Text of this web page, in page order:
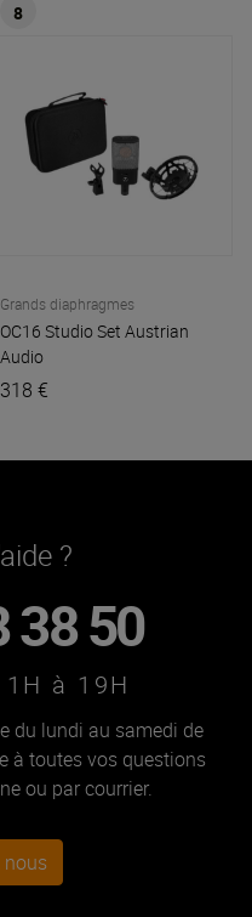
8
Grands diaphragmes
OC16 Studio Set Austrian
Audio
318 €
?
38 50
à 19H
du lundi au samedi de
à toutes vos questions
ou par courrier.
nous